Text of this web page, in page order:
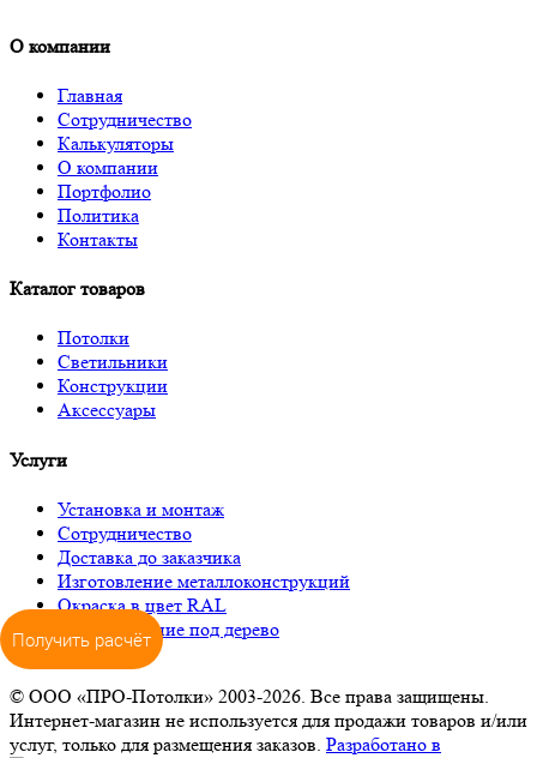
О компании
Главная
Сотрудничество
Калькуляторы
О компании
Портфолио
Политика
Контакты
Каталог товаров
Потолки
Светильники
Конструкции
Аксессуары
Услуги
Установка и монтаж
Сотрудничество
Доставка до заказчика
Изготовление металлоконструкций
Окраска в цвет RAL
Декорирование под дерево
© ООО «ПРО-Потолки» 2003-2026. Все права защищены.
Интернет-магазин не используется для продажи товаров и/или
услуг, только для размещения заказов. Разработано в
Получить расчёт